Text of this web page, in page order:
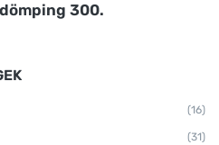
300.
(16)
(31)